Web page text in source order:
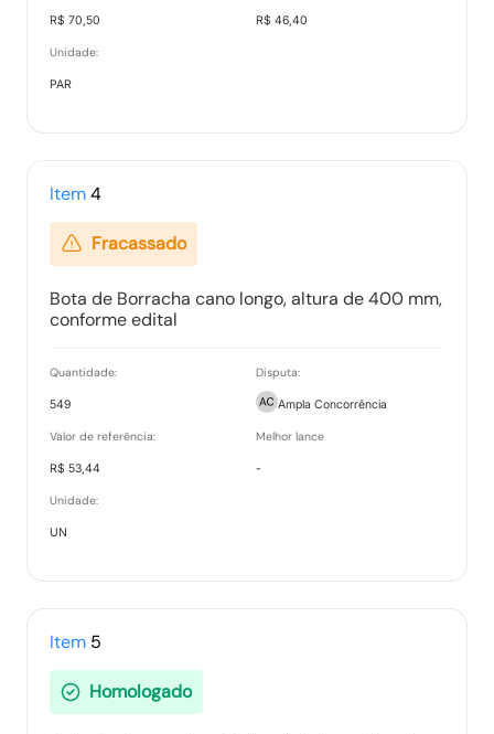
R$ 70,50 R$ 46,40
Unidade:
PAR
Item4
Fracassado
Bota de Borracha cano longo, altura de 400 mm,
conforme edital
Quantidade:
549
Disputa:
Ampla Concorrência
Valor de referência:
R$ 53,44
Melhor lance
-
Unidade:
UN
Item 5
Homologado